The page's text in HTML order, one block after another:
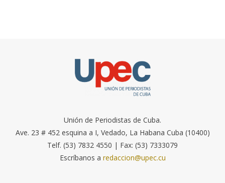
Unión de Periodistas de Cuba.
Ave. 23 # 452 esquina a I, Vedado, La Habana Cuba (10400)
Telf. (53) 7832 4550 | Fax: (53) 7333079
Escríbanos a redaccion@upec.cu